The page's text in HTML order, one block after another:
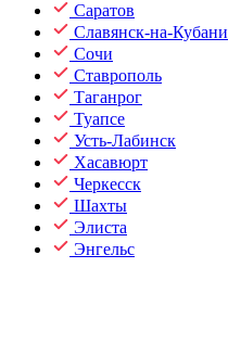
Саратов
Славянск-на-Кубани
Сочи
Ставрополь
Таганрог
Туапсе
Усть-Лабинск
Хасавюрт
Черкесск
Шахты
Элиста
Энгельс